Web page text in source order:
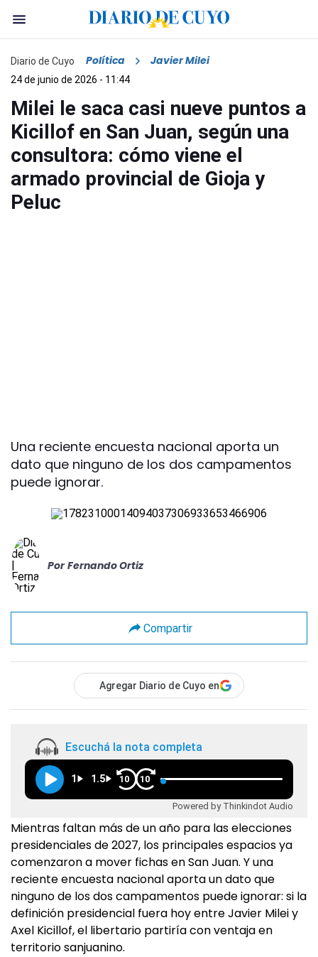
Diario de Cuyo Política Javier Milei
24 de junio de 2026 - 11:44
Milei le saca casi nueve puntos a
Kicillof en San Juan, según una
consultora: cómo viene el
armado provincial de Gioja y
Peluc
Una reciente encuesta nacional aporta un
dato que ninguno de los dos campamentos
puede ignorar.
Por Fernando Ortiz
Compartir
Agregar Diario de Cuyo en
Escuchá la nota completa
1 1.5 10 10
Powered by Thinkindot Audio
Mientras faltan más de un año para las elecciones
presidenciales de 2027, los principales espacios ya
comenzaron a mover fichas en San Juan. Y una
reciente encuesta nacional aporta un dato que
ninguno de los dos campamentos puede ignorar: si la
definición presidencial fuera hoy entre Javier Milei y
Axel Kicillof, el libertario partiría con ventaja en
territorio sanjuanino.